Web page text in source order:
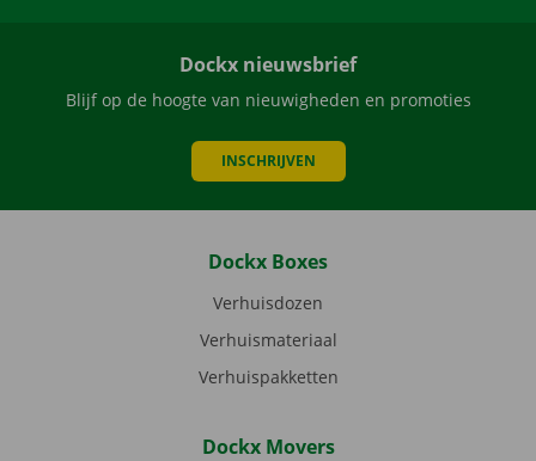
Dockx nieuwsbrief
Blijf op de hoogte van nieuwigheden en promoties
INSCHRIJVEN
Dockx Boxes
Verhuisdozen
Verhuismateriaal
Verhuispakketten
Dockx Movers